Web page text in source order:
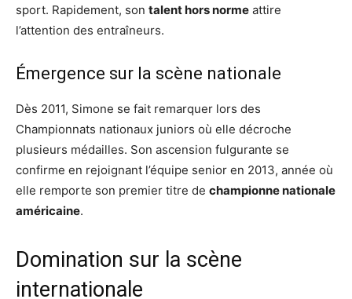
sport. Rapidement, son talent hors norme attire
l’attention des entraîneurs.
Émergence sur la scène nationale
Dès 2011, Simone se fait remarquer lors des
Championnats nationaux juniors où elle décroche
plusieurs médailles. Son ascension fulgurante se
confirme en rejoignant l’équipe senior en 2013, année où
elle remporte son premier titre de championne nationale
américaine.
Domination sur la scène
internationale